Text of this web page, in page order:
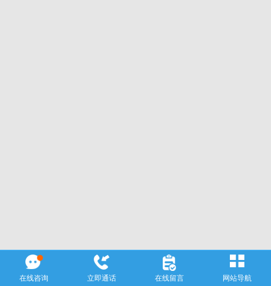
在线咨询 立即通话 在线留言 网站导航